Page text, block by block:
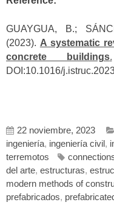
GUAYGUA, B.;
(2023). A systematic
concrete buildings.
DOI:10.1016/
22 noviembre, 2023
ingeniería, ingeniería civil ,
terremotos
del arte, estructuras,
modern methods of
prefabricados,